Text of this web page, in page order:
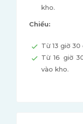
kho.
Chiều:
Từ 13 giờ
Từ 16 giờ
vào kho.